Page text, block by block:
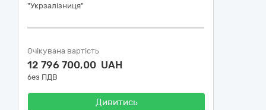
"Укрзалізниця"
Очікувана вартість
12 796 700,00 UAH
без ПДВ
Дивитись